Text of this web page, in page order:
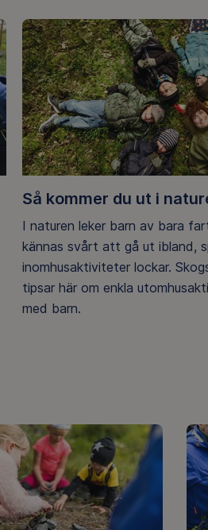
Så kommer du ut i
I naturen leker barn av bara
kännas svårt att gå ut ibland,
inomhusaktiviteter lockar.
tipsar här om enkla
med barn.